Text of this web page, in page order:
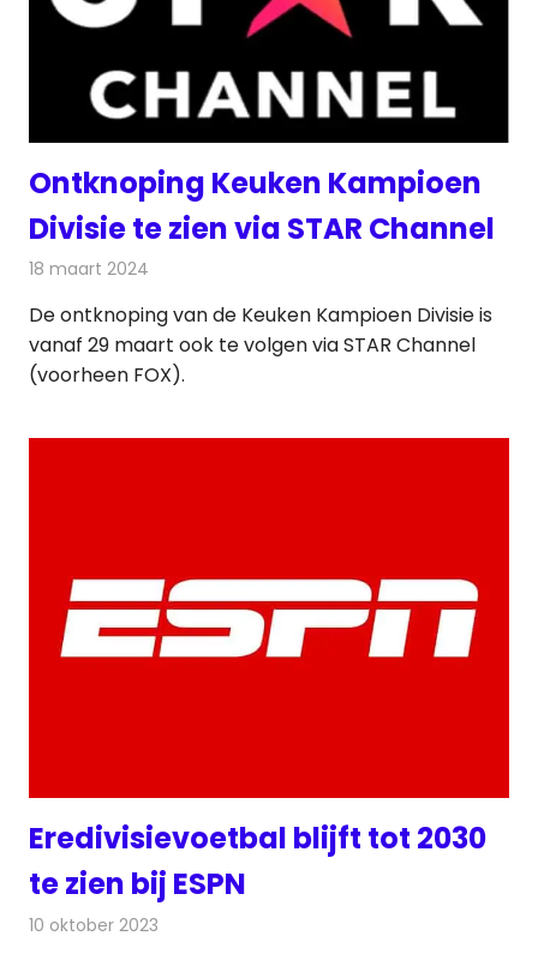
Ontknoping Keuken Kampioen
Divisie te zien via STAR Channel
18 maart 2024
De ontknoping van de Keuken Kampioen Divisie is
vanaf 29 maart ook te volgen via STAR Channel
(voorheen FOX).
Eredivisievoetbal blijft tot 2030
te zien bij ESPN
10 oktober 2023